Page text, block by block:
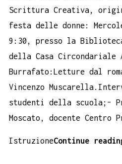
Scrittura Creativa,
festa delle donne:
9:30, presso la
della Casa Circondariale
Burrafato:Letture dal
Vincenzo
studenti della scuola;–
Moscato, docente Centro
IstruzioneContinue